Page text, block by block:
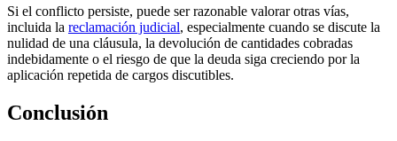
Si el conflicto persiste, puede ser razonable valorar otras vías,
incluida la reclamación judicial, especialmente cuando se discute la
nulidad de una cláusula, la devolución de cantidades cobradas
indebidamente o el riesgo de que la deuda siga creciendo por la
aplicación repetida de cargos discutibles.
Conclusión